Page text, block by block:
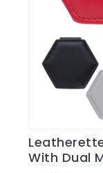
With Dual